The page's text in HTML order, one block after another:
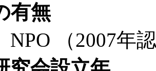
有無
（2007年認